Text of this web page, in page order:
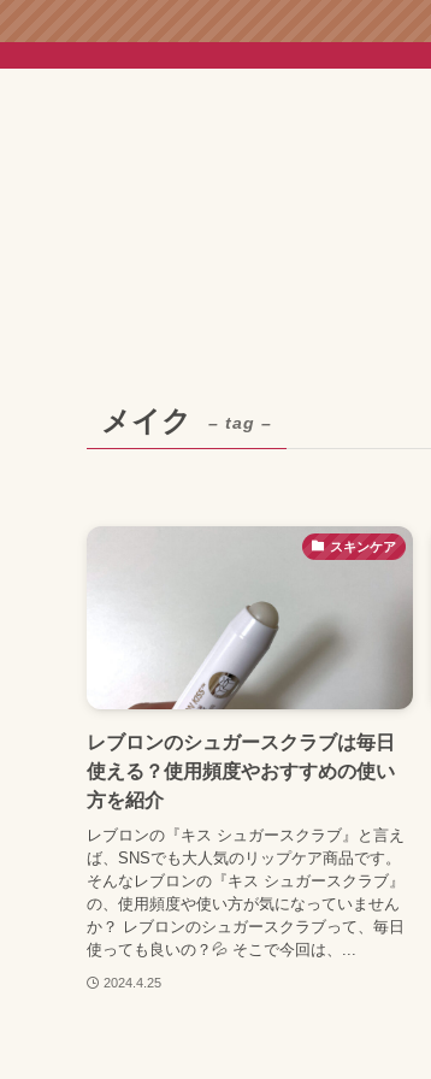
メイク – tag –
スキンケア
レブロンのシュガースクラブは毎日
使える？使用頻度やおすすめの使い
方を紹介
レブロンの『キス シュガースクラブ』と言え
ば、SNSでも大人気のリップケア商品です。
そんなレブロンの『キス シュガースクラブ』
の、使用頻度や使い方が気になっていません
か？ レブロンのシュガースクラブって、毎日
使っても良いの？💦 そこで今回は、...
2024.4.25